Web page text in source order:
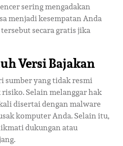
sering mengadakan
menjadi kesempatan Anda
secara gratis jika
Versi Bajakan
yang tidak resmi
Selain melanggar hak
disertai dengan malware
komputer Anda. Selain itu,
dukungan atau